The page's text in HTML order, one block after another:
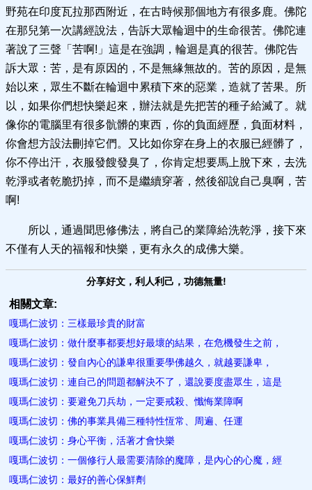
野苑在印度瓦拉那西附近，在古時候那個地方有很多鹿。佛陀
在那兒第一次講經說法，告訴大眾輪迴中的生命很苦。佛陀連
著說了三聲「苦啊!」這是在強調，輪迴是真的很苦。佛陀告
訴大眾：苦，是有原因的，不是無緣無故的。苦的原因，是無
始以來，眾生不斷在輪迴中累積下來的惡業，造就了苦果。所
以，如果你們想快樂起來，辦法就是先把苦的種子給滅了。就
像你的電腦里有很多骯髒的東西，你的負面經歷，負面材料，
你會想方設法刪掉它們。又比如你穿在身上的衣服已經髒了，
你不停出汗，衣服發餿發臭了，你肯定想要馬上脫下來，去洗
乾淨或者乾脆扔掉，而不是繼續穿著，然後卻說自己臭啊，苦
啊!
所以，通過聞思修佛法，將自己的業障給洗乾淨，接下來
不僅有人天的福報和快樂，更有永久的成佛大樂。
分享好文，利人利己，功德無量!
相關文章:
嘎瑪仁波切：三樣最珍貴的財富
嘎瑪仁波切：做什麼事都要想好最壞的結果，在危機發生之前，
嘎瑪仁波切：發自內心的謙卑很重要學佛越久，就越要謙卑，
嘎瑪仁波切：連自己的問題都解決不了，還說要度盡眾生，這是
嘎瑪仁波切：要避免刀兵劫，一定要戒殺、懺悔業障啊
嘎瑪仁波切：佛的事業具備三種特性恆常、周遍、任運
嘎瑪仁波切：身心平衡，活著才會快樂
嘎瑪仁波切：一個修行人最需要清除的魔障，是內心的心魔，經
嘎瑪仁波切：最好的善心保鮮劑